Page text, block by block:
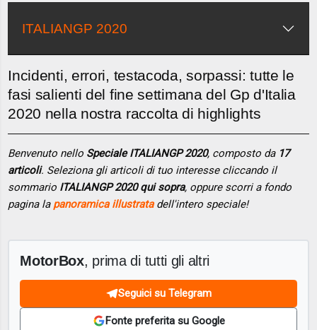
ITALIANGP 2020
Incidenti, errori, testacoda, sorpassi: tutte le
fasi salienti del fine settimana del Gp d'Italia
2020 nella nostra raccolta di highlights
Benvenuto nello Speciale ITALIANGP 2020, composto da 17
articoli. Seleziona gli articoli di tuo interesse cliccando il
sommario ITALIANGP 2020 qui sopra, oppure scorri a fondo
pagina la panoramica illustratadell'intero speciale!
MotorBox, prima di tutti gli altri
Seguici su Telegram
Fonte preferita su Google